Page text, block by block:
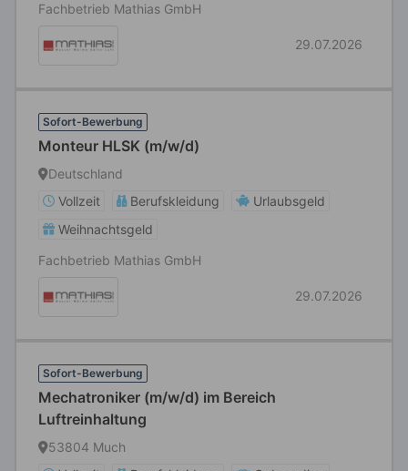
Fachbetrieb Mathias GmbH
29.07.2026
Sofort-Bewerbung
Monteur HLSK (m/w/d)
Deutschland
Vollzeit
Berufskleidung
Urlaubsgeld
Weihnachtsgeld
Fachbetrieb Mathias GmbH
29.07.2026
Sofort-Bewerbung
Mechatroniker (m/w/d) im Bereich
Luftreinhaltung
53804 Much